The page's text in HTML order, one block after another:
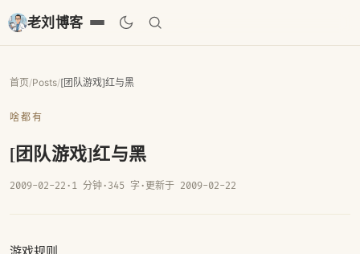
老刘博客
首页/Posts/[团队游戏]红与黑
啥都有
[团队游戏]红与黑
2009-02-22 · 1 分钟· 345 字 · 更新于 2009-02-22
游戏规则